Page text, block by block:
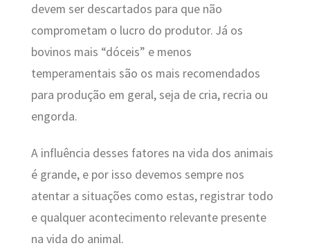
devem ser descartados para que não
comprometam o lucro do produtor. Já os
bovinos mais “dóceis” e menos
temperamentais são os mais recomendados
para produção em geral, seja de cria, recria ou
engorda.
A influência desses fatores na vida dos animais
é grande, e por isso devemos sempre nos
atentar a situações como estas, registrar todo
e qualquer acontecimento relevante presente
na vida do animal.